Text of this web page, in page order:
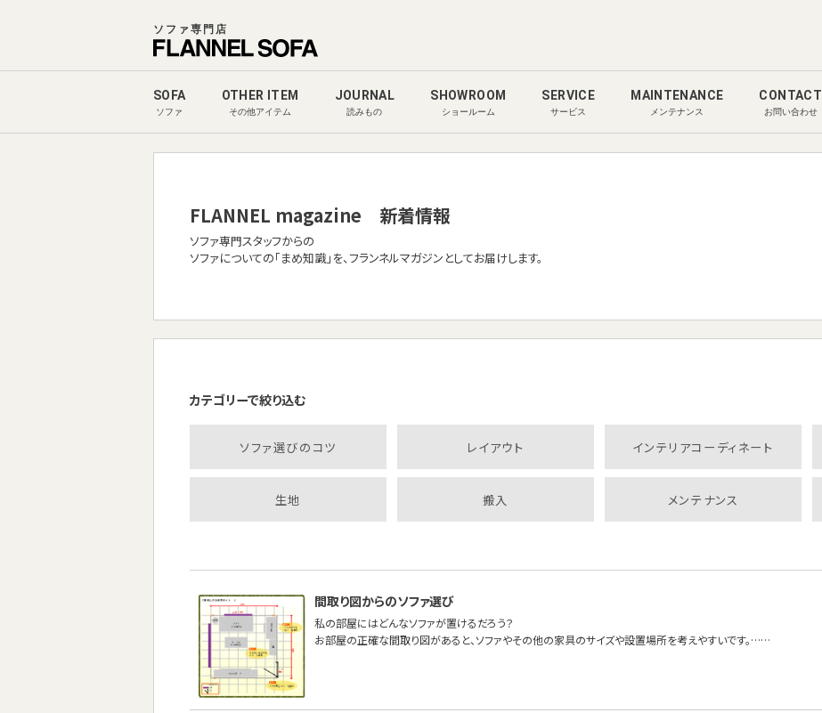
ソファ専門店
SOFA
ソファ
OTHER ITEM
その他アイテム
JOURNAL
読みもの
SHOWROOM
ショールーム
SERVICE
サービス
MAINTENANCE
メンテナンス
CONTACT
お問い合わせ
FLANNEL magazine 新着情報
ソファ専門スタッフからの
ソファについての「まめ知識」を、フランネルマガジンとしてお届けします。
カテゴリーで絞り込む
ソファ選びのコツ レイアウト インテリアコーディネート
生地 搬入 メンテナンス
間取り図からのソファ選び
私の部屋にはどんなソファが置けるだろう？
お部屋の正確な間取り図があると、ソファやその他の家具のサイズや設置場所を考えやすいです。……